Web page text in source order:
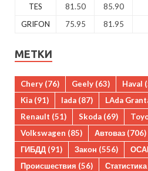
TES
81.50 85.90
GRIFON
75.95 81.95
МЕТКИ
Chery (76) Geely (63) Haval
Kia (91) lada (87) LAda
Renault (51) Skoda (69)
Volkswagen (85) Автоваз (706)
ГИБДД (91) Закон (556)
Происшествия (56)